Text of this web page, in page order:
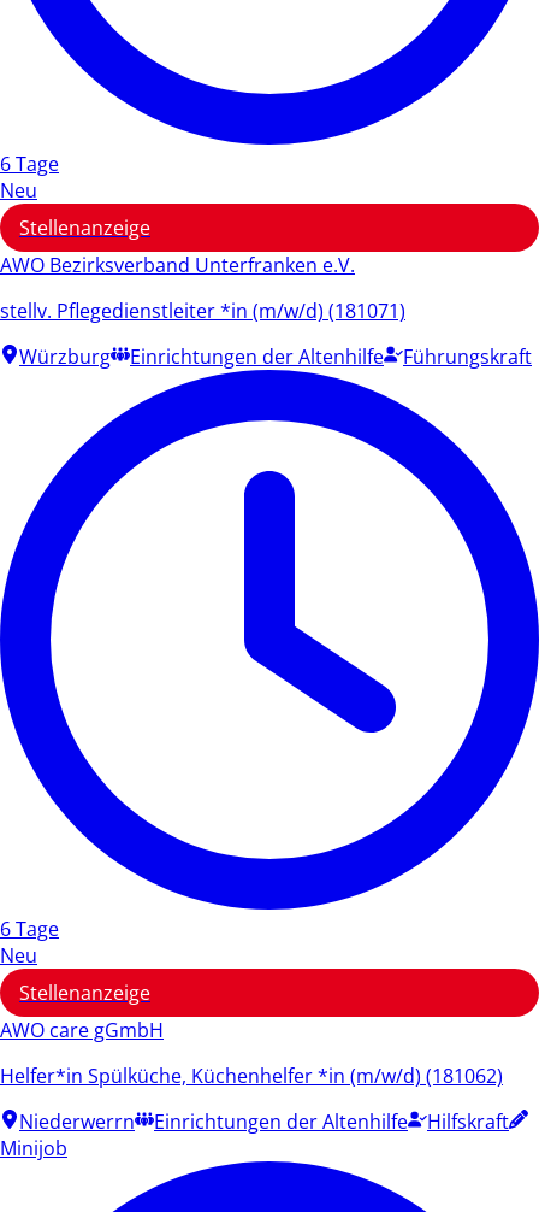
6 Tage
Neu
Stellenanzeige
AWO Bezirksverband Unterfranken e.V.
stellv. Pflegedienstleiter *in (m/w/d) (181071)
Würzburg
Einrichtungen der Altenhilfe Führungskraft
6 Tage
Neu
Stellenanzeige
AWO care gGmbH
Helfer*in Spülküche, Küchenhelfer *in (m/w/d) (181062)
Niederwerrn
Einrichtungen der Altenhilfe
Hilfskraft
Minijob